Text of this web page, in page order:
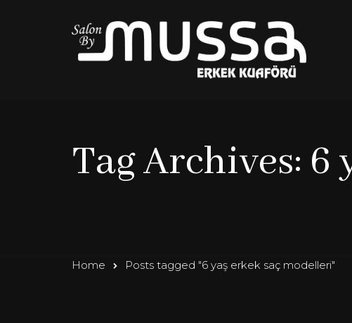
Tag Archives: 6
Home Posts tagged "6 yaş erkek saç modelleri"